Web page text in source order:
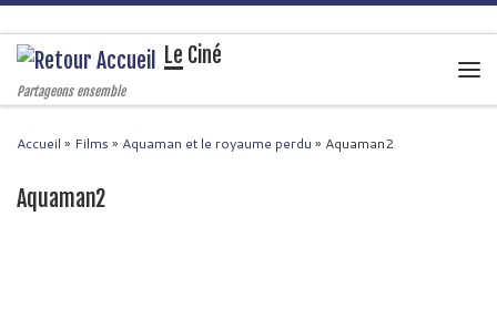
Passer au contenu
Le Ciné
Partageons ensemble
Accueil » Films » Aquaman et le royaume perdu » Aquaman2
Aquaman2